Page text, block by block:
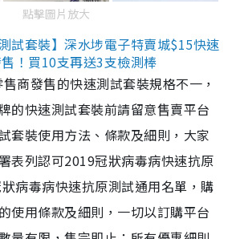
點擊圖片放大
試套裝】深水埗電子特賣城$15快速
！買10支再送3支檢測棒
商發售的快速測試套裝規格不一，
的快速測試套裝前請留意售賣平台
套裝使用方法、條款及細則，大家
表列認可2019冠狀病毒病快速抗原
病毒病快速抗原測試通用名單，購
使用條款及細則，一切以訂購平台